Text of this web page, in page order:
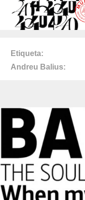
Etiqueta
Andreu Balius